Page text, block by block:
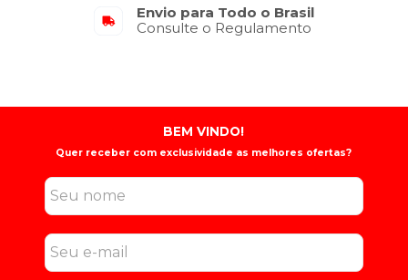
Envio para Todo o Brasil
Consulte o Regulamento
BEM VINDO!
Quer receber com exclusividade as melhores ofertas?